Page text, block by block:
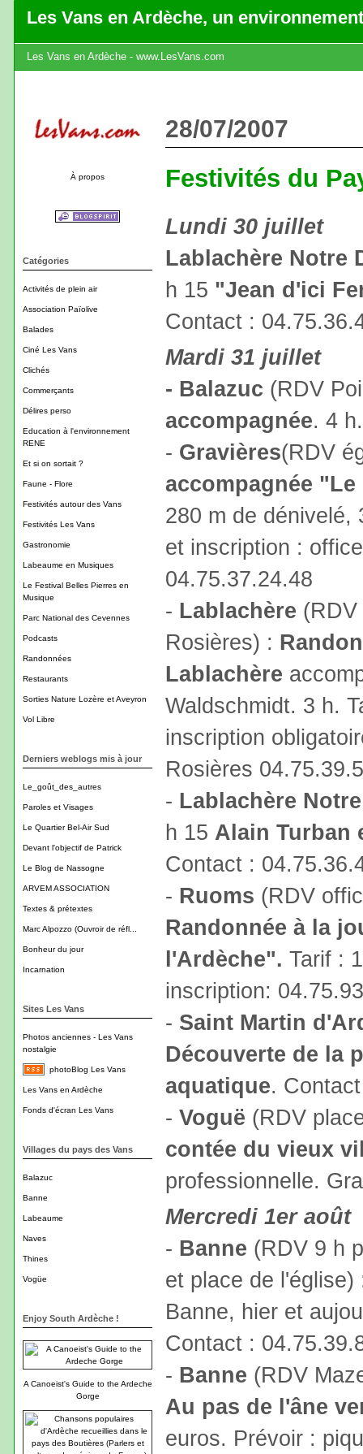
Les Vans en Ardèche, un
Les Vans en Ardèche - www.LesVans.com
À propos
Catégories
Activités de plein air
Association Païolive
Balades
Ciné Les Vans
Clichés
Commerçants
Délires perso
Education à l'environnement
RENE
Et si on sortait ?
Faune - Flore
Festivités autour des Vans
Festivités Les Vans
Gastronomie
Labeaume en Musiques
Le Festival Belles Pierres en
Musique
Parc National des Cevennes
Podcasts
Randonnées
Restaurants
Sorties Nature Lozère et Aveyron
Vol Libre
Derniers weblogs mis à jour
Le_goût_des_autres
Paroles et Visages
Le Quartier Bel-Air Sud
Devant l'objectif de Patrick
Le Blog de Nassogne
ARVEM ASSOCIATION
Textes & prétextes
Marc Alpozzo (Ouvroir de réfl...
Bonheur du jour
Incarnation
Sites Les Vans
Photos anciennes - Les Vans
nostalgie
photoBlog Les Vans
Les Vans en Ardèche
Fonds d'écran Les Vans
Villages du pays des Vans
Balazuc
Banne
Labeaume
Naves
Thines
Vogüe
Enjoy South Ardèche !
A Canoeist's Guide to the Ardeche
Gorge
28/07/2007
Festivités du
Lundi 30 juillet
Lablachère Notre
h 15 "Jean d'ici
Contact :
Mardi 31 juillet
- Balazuc (RDV
accompagnée. 4
- Gravières(RDV
accompagnée
280 m de dénivelé,
et inscription :
04.75.37.24.48
- Lablachère
Rosières) :
Lablachère
Waldschmidt. 3 h.
inscription
Rosières
- Lablachère
h 15 Alain Turban
Contact :
- Ruoms (RDV
Randonnée à la
l'Ardèche". Tarif :
inscription:
- Saint Martin
Découverte de la
aquatique.
- Voguë (RDV
contée du vieux
professionnelle.
Mercredi 1er août
- Banne (RDV 9 h
et place de
Banne, hier et
Contact :
- Banne (RDV
Au pas de l'âne
euros. Prévoir :